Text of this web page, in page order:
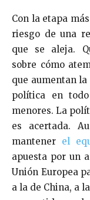
Con la etapa
riesgo de una
que se aleja.
sobre cómo
que aumentan
política en
menores. La
es acertada.
mantener el
apuesta por un
Unión Europea
a la de China, a